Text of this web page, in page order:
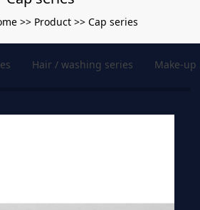
>> Product >> Cap series
Hair / washing series Make-up